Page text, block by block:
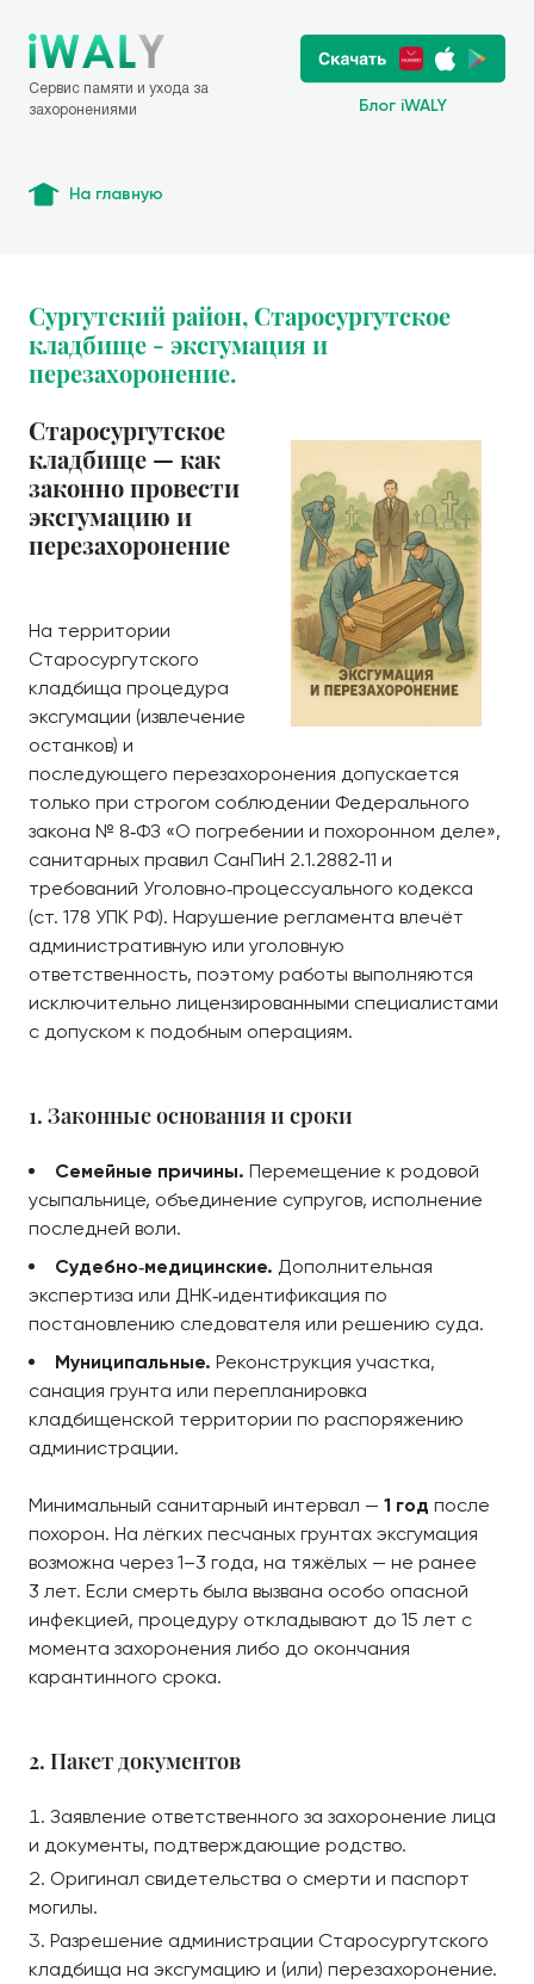
Сервис памяти и ухода за
захоронениями
Блог iWALY
На главную
Сургутский район, Старосургутское
кладбище - эксгумация и
перезахоронение.
Старосургутское
кладбище — как
законно провести
эксгумацию и
перезахоронение
На территории
Старосургутского
кладбища процедура
эксгумации (извлечение
останков) и
последующего перезахоронения допускается
только при строгом соблюдении Федерального
закона № 8‑ФЗ «О погребении и похоронном деле»,
санитарных правил СанПиН 2.1.2882‑11 и
требований Уголовно‑процессуального кодекса
(ст. 178 УПК РФ). Нарушение регламента влечёт
административную или уголовную
ответственность, поэтому работы выполняются
исключительно лицензированными специалистами
с допуском к подобным операциям.
1. Законные основания и сроки
Семейные причины. Перемещение к родовой
усыпальнице, объединение супругов, исполнение
последней воли.
Судебно‑медицинские. Дополнительная
экспертиза или ДНК‑идентификация по
постановлению следователя или решению суда.
Муниципальные. Реконструкция участка,
санация грунта или перепланировка
кладбищенской территории по распоряжению
администрации.
Минимальный санитарный интервал — 1 год после
похорон. На лёгких песчаных грунтах эксгумация
возможна через 1–3 года, на тяжёлых — не ранее
3 лет. Если смерть была вызвана особо опасной
инфекцией, процедуру откладывают до 15 лет с
момента захоронения либо до окончания
карантинного срока.
2. Пакет документов
Заявление ответственного за захоронение лица
и документы, подтверждающие родство.
Оригинал свидетельства о смерти и паспорт
могилы.
Разрешение администрации Старосургутского
кладбища на эксгумацию и (или) перезахоронение.